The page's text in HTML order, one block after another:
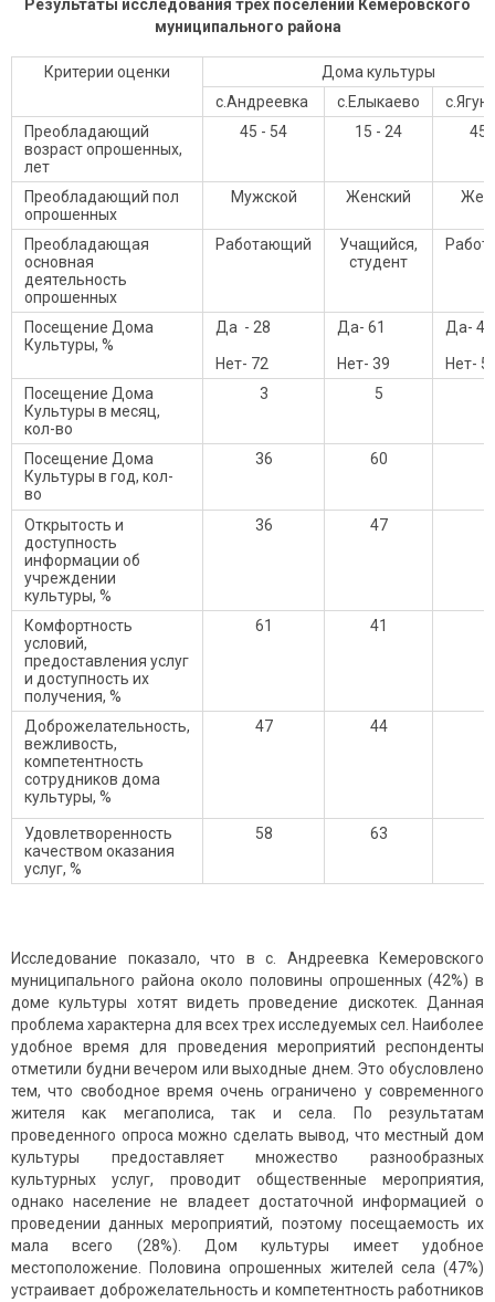
Результаты исследования трех поселений Кемеровского
муниципального района
Критерии оценки
Дома культуры
с.Андреевка
с.Елыкаево
Преобладающий
возраст опрошенных,
лет
45 - 54 15 - 24 45
Преобладающий пол
опрошенных
Мужской Женский
Преобладающая
основная
деятельность
опрошенных
Работающий
Учащийся,
студент
Посещение Дома
Культуры, %
Да - 28
Нет- 72
Да- 61
Нет- 39
Да- 47
Нет-
Посещение Дома
Культуры в месяц,
кол-во
3 5
Посещение Дома
Культуры в год, кол-
во
36 60
Открытость и
доступность
информации об
учреждении
культуры, %
36 47
Комфортность
условий,
предоставления услуг
и доступность их
получения, %
61 41
Доброжелательность,
вежливость,
компетентность
сотрудников дома
культуры, %
47 44
Удовлетворенность
качеством оказания
услуг, %
58 63
Исследование показало, что в с. Андреевка Кемеровского
муниципального района около половины опрошенных (42%) в
доме культуры хотят видеть проведение дискотек. Данная
проблема характерна для всех трех исследуемых сел. Наиболее
удобное время для проведения мероприятий респонденты
отметили будни вечером или выходные днем. Это обусловлено
тем, что свободное время очень ограничено у современного
жителя как мегаполиса, так и села. По результатам
проведенного опроса можно сделать вывод, что местный дом
культуры предоставляет множество разнообразных
культурных услуг, проводит общественные мероприятия,
однако население не владеет достаточной информацией о
проведении данных мероприятий, поэтому посещаемость их
мала всего (28%). Дом культуры имеет удобное
местоположение. Половина опрошенных жителей села (47%)
устраивает доброжелательность и компетентность работников